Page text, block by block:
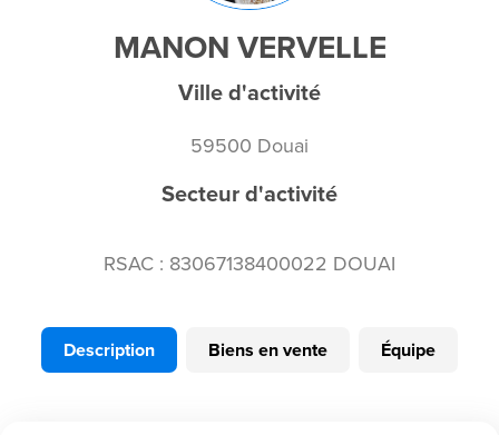
MANON VERVELLE
Ville d'activité
59500 Douai
Secteur d'activité
RSAC : 83067138400022 DOUAI
Description Biens en vente Équipe